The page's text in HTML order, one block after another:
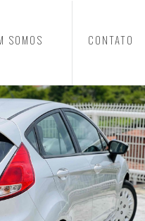
SOMOS CONTATO